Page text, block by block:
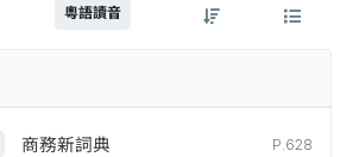
粵語讀音
商務新詞典 P.628